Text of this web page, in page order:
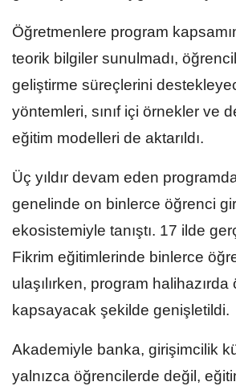
Öğretmenlere program
teorik bilgiler sunulmadı,
geliştirme süreçlerini
yöntemleri, sınıf içi örnekler ve
eğitim modelleri de aktarıldı.
Üç yıldır devam eden
genelinde on binlerce öğrenci
ekosistemiyle tanıştı. 17 ilde
Fikrim eğitimlerinde binlerce
ulaşılırken, program
kapsayacak şekilde genişletildi.
Akademiyle banka, girişimcilik
yalnızca öğrencilerde değil,